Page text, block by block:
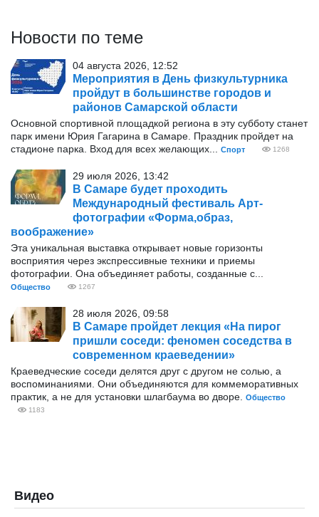
Новости по теме
04 августа 2026, 12:52
Мероприятия в День физкультурника
пройдут в большинстве городов и
районов Самарской области
Основной спортивной площадкой региона в эту субботу станет
парк имени Юрия Гагарина в Самаре. Праздник пройдет на
стадионе парка. Вход для всех желающих...
Спорт 1268
29 июля 2026, 13:42
В Самаре будет проходить
Международный фестиваль Арт-
фотографии «Форма,образ,
воображение»
Эта уникальная выставка открывает новые горизонты
восприятия через экспрессивные техники и приемы
фотографии. Она объединяет работы, созданные с...
Общество 1267
28 июля 2026, 09:58
В Самаре пройдет лекция «На пирог
пришли соседи: феномен соседства в
современном краеведении»
Краеведческие соседи делятся друг с другом не солью, а
воспоминаниями. Они объединяются для коммеморативных
практик, а не для установки шлагбаума во дворе.
Общество
1183
Видео